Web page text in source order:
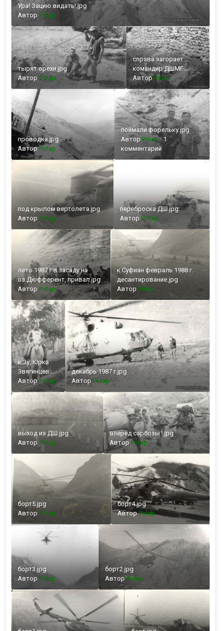
Ура! Зацию видать!.jpg
Автор Potap
тырят орехи.jpg
АвторPotap
справа загорает
командир ДШМГ
майор Миташок
Н.Н..jpg
АвторPotap
проводка.jpg
АвторPotap
поймали форельку.jpg
АвторPotap·1
комментарий
под крылом вертолета.jpg
Автор Potap
переброска ДШ.jpg
АвторPotap
лето 1987 г в засаду на
оз.Дюфферент, привал.jpg
Автор Potap
к.Суфиан февраль 1988 г.
десантирование.jpg
Автор Potap
к.Зу, Юрка
Звягинцев
рулит на
кобыле.jpg
АвторPotap
декабрь 1987 г.jpg
АвторPotap
выход из ДШ.jpg
Автор Potap
вперед сарбозы !.jpg
АвторPotap
борт5.jpg
Автор Potap
борт4.jpg
АвторPotap
борт3.jpg
Автор Potap
борт2.jpg
АвторPotap